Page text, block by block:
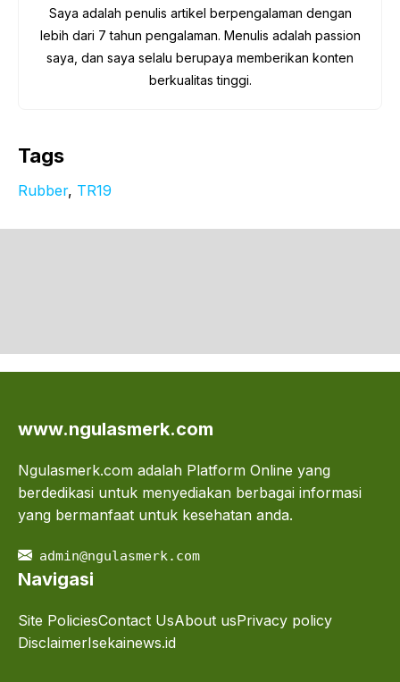
Saya adalah penulis artikel berpengalaman dengan
lebih dari 7 tahun pengalaman. Menulis adalah passion
saya, dan saya selalu berupaya memberikan konten
berkualitas tinggi.
Tags
Rubber, TR19
www.ngulasmerk.com
Ngulasmerk.com adalah Platform Online yang
berdedikasi untuk menyediakan berbagai informasi
yang bermanfaat untuk kesehatan anda.
admin@ngulasmerk.com
Navigasi
Site PoliciesContact UsAbout usPrivacy policy
DisclaimerIsekainews.id